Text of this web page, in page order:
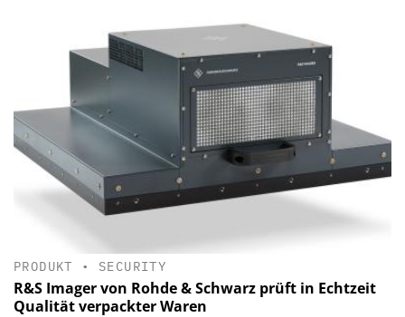
PRODUKT • SECURITY
R&S Imager von Rohde & Schwarz prüft in Echtzeit
Qualität verpackter Waren